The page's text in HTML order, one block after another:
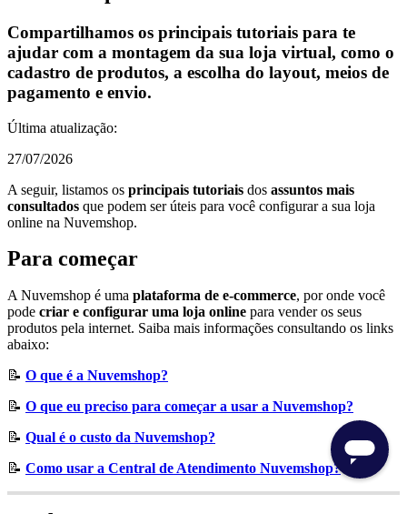
Compartilhamos os principais tutoriais para te
ajudar com a montagem da sua loja virtual, como o
cadastro de produtos, a escolha do layout, meios de
pagamento e envio.
Última atualização:
27/07/2026
A seguir, listamos os principais tutoriais dos assuntos mais
consultados que podem ser úteis para você configurar a sua loja
online na Nuvemshop.
Para começar
A Nuvemshop é uma plataforma de e-commerce, por onde você
pode criar e configurar uma loja online para vender os seus
produtos pela internet. Saiba mais informações consultando os links
abaixo:
📝 O que é a Nuvemshop?
📝 O que eu preciso para começar a usar a Nuvemshop?
📝 Qual é o custo da Nuvemshop?
📝 Como usar a Central de Atendimento Nuvemshop?